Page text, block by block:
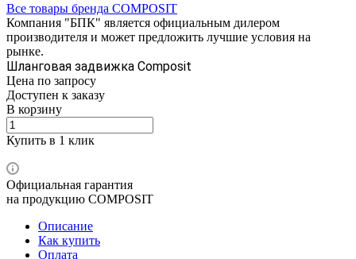
Все товары бренда COMPOSIT
Компания "БПК" является официальным дилером
производителя и может предложить лучшие условия на
рынке.
Шланговая задвижка Composit
Цена по запросу
Доступен к заказу
В корзину
Купить в 1 клик
Официальная гарантия
на продукцию COMPOSIT
Описание
Как купить
Оплата